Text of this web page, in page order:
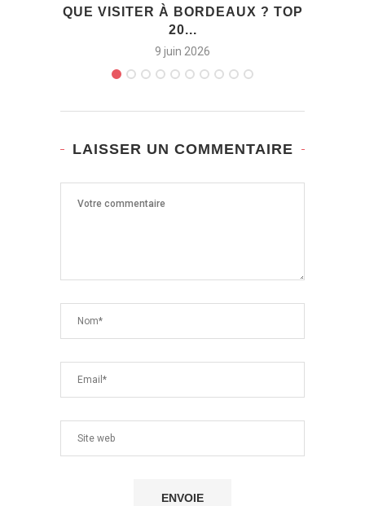
QUE VISITER À BORDEAUX ? TOP
20...
9 juin 2026
LAISSER UN COMMENTAIRE